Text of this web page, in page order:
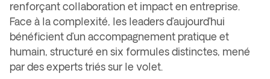
renforçant collaboration et impact en entreprise.
Face à la complexité, les leaders d’aujourd’hui
bénéficient d’un accompagnement pratique et
humain, structuré en six formules distinctes, mené
par des experts triés sur le volet.